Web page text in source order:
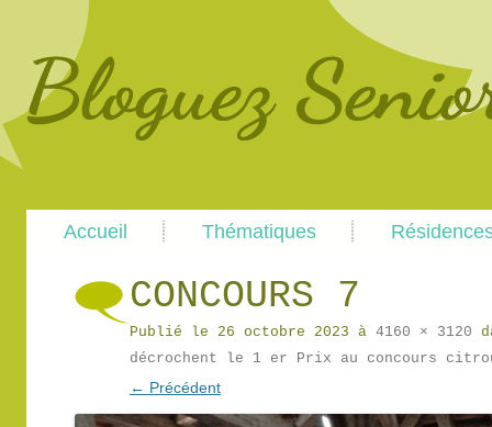
menuAccueil Thématiques
CONCOURS 7
Publié le 26 octobre 2023 à 4160 × 3120
décrochent le 1 er Prix au concours
← Précédent